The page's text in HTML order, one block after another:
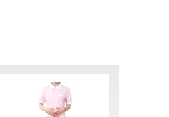
您在長時間工作中依然感到舒適
醫生袍都能滿足最高的專業標
們也提供香港護士制服。